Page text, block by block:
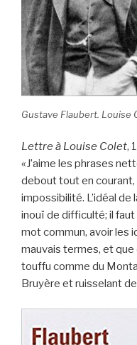
Gustave Flaubert. Louise
Lettre à Louise Colet,
«J’aime les phrases
debout tout en
impossibilité. L’idéal
inouï de difficulté; il faut
mot commun, avoir les
mauvais termes, et
touffu comme du
Bruyère et ruisselant